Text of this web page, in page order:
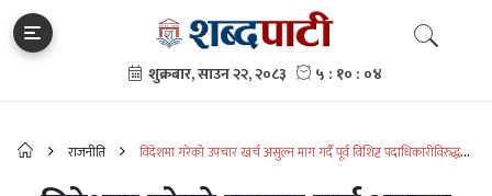
राजनीति
विदेशमा गरेको उपचार खर्च असुल्न माग गर्दै पूर्व विशिष्ट पदाधिकारीविरुद्ध
सर्वोच्चमा रिट